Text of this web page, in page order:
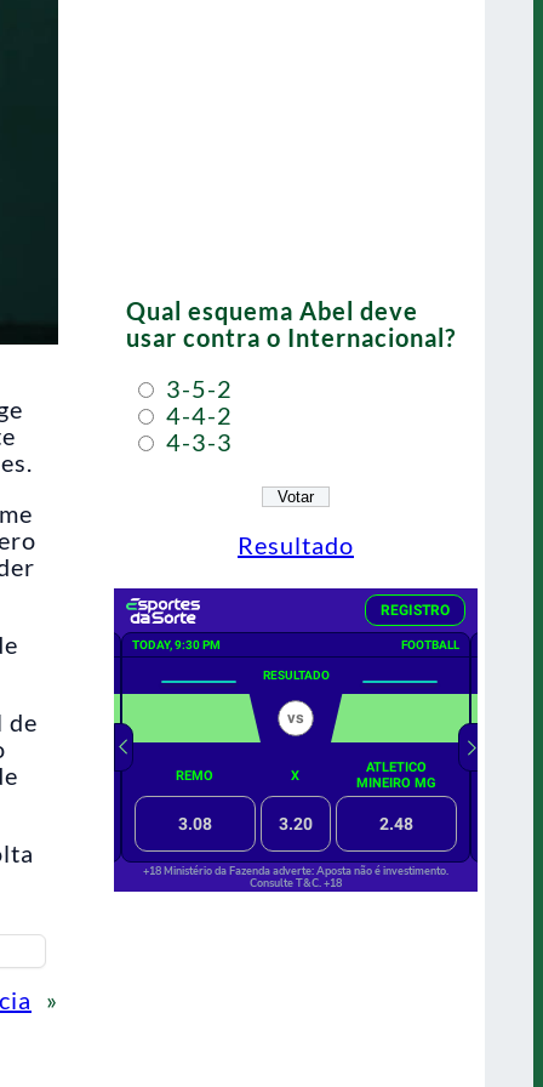
de
»
Qual esquema Abel deve
usar contra o Internacional?
3-5-2
4-4-2
4-3-3
Resultado